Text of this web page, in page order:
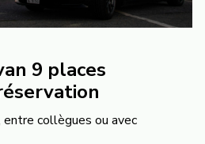
9 places
collègues ou avec